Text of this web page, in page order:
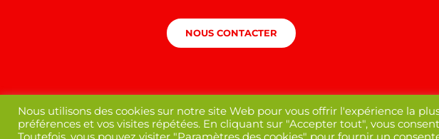
NOUS CONTACTER
Nous utilisons des cookies sur notre site Web pour vous offrir l'expérience la
préférences et vos visites répétées. En cliquant sur "Accepter tout", vous